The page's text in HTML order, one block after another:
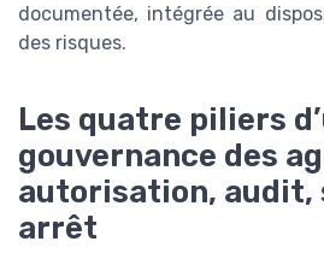
documentée, intégrée au
des risques.
Les quatre piliers
gouvernance des
autorisation, audit,
arrêt